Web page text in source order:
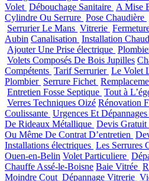
Volet Débouchage Sanitaire A Mise
Cylindre Ou Serrure Pose Chaudière
Serrurier Le Mans Vitrerie
Aubin Canalisation Installation
Ajouter Une Prise électrique
Volets Composés De Bois Jupilles
Compétents Tarif Serrurier Le Volet
Plombier Serrure Fichet
Entretien Fosse Septique Tout à
Verres Techniques Oizé Rénovation
Coulissante Urgences Et
De Rideaux Métallique Devis Gratuit
Ou Même De Contrat D’entretien
Installations électriques Les Serrures
Ouen-en-Belin Volet Particuliere
Chauffe Assé-le-Boisne Baie Vitrée
Moindre Cout Dépannage Vitrerie